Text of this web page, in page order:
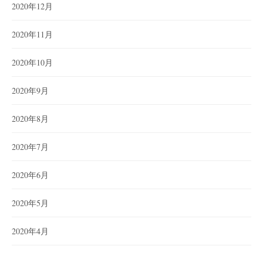
2020年12月
2020年11月
2020年10月
2020年9月
2020年8月
2020年7月
2020年6月
2020年5月
2020年4月